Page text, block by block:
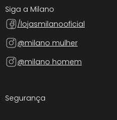
Siga a Milano
/lojasmilanooficial
@milano mulher
@milano homem
Segurança